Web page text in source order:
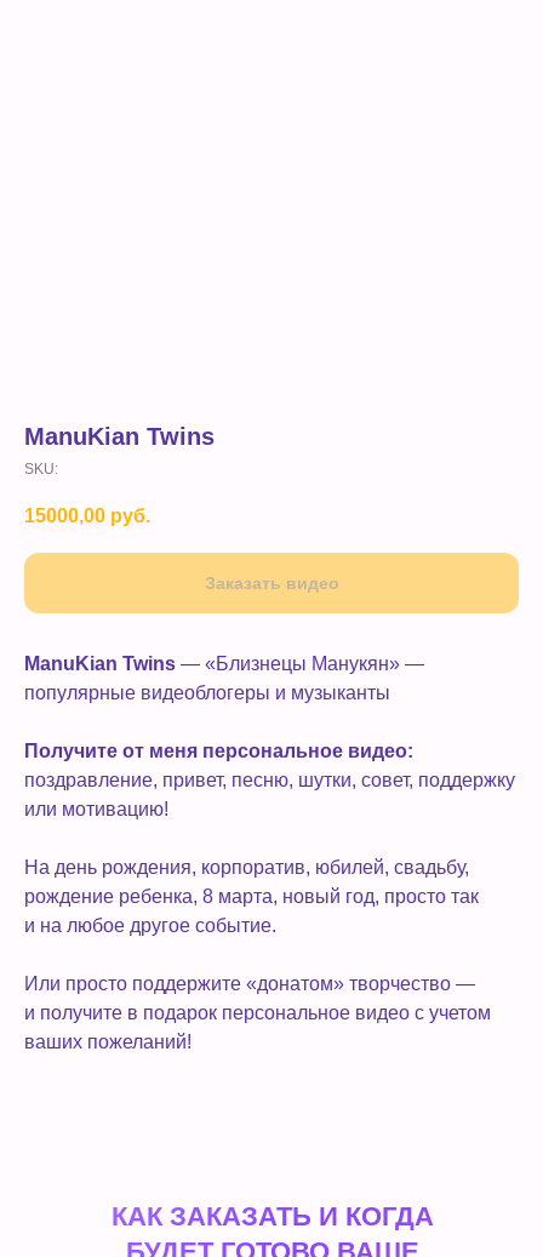
ManuKian Twins
SKU:
15000,00 руб.
Заказать видео
ManuKian Twins — «Близнецы Манукян» —
популярные видеоблогеры и музыканты
Получите от меня персональное видео:
поздравление, привет, песню, шутки, совет, поддержку
или мотивацию!
На день рождения, корпоратив, юбилей, свадьбу,
рождение ребенка, 8 марта, новый год, просто так
и на любое другое событие.
Или просто поддержите «донатом» творчество —
и получите в подарок персональное видео с учетом
ваших пожеланий!
КАК ЗАКАЗАТЬ И КОГДА